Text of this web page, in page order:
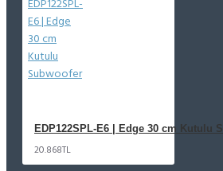
EDP122SPL-E6 | Edge 30 cm Kutulu
20.868TL